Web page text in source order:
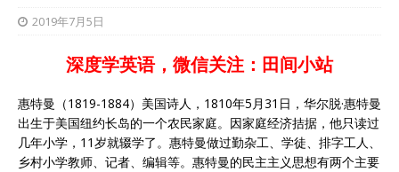
2019年7月5日
深度学英语，微信关注：田间小站
惠特曼（1819-1884）美国诗人，1810年5月31日，华尔脱·惠特曼
出生于美国纽约长岛的一个农民家庭。因家庭经济拮据，他只读过
几年小学，11岁就辍学了。惠特曼做过勤杂工、学徒、排字工人、
乡村小学教师、记者、编辑等。惠特曼的民主主义思想有两个主要